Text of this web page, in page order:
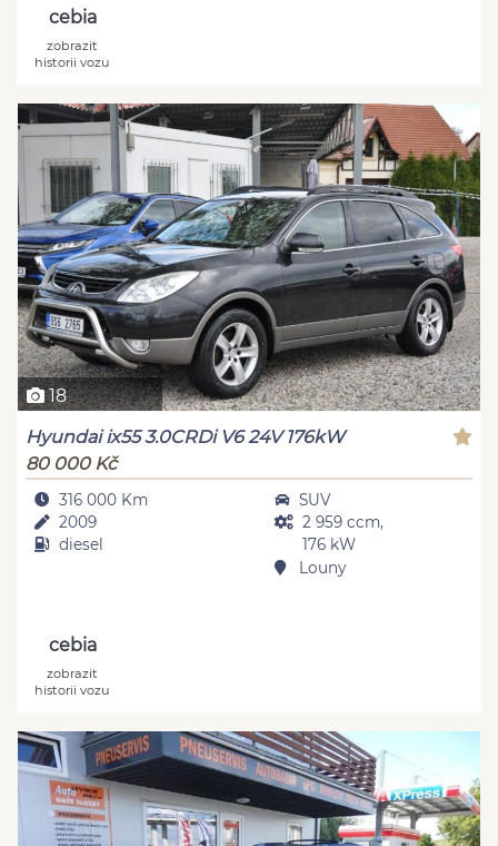
cebia
zobrazit
historii vozu
18
Hyundai ix55 3.0CRDi V6 24V 176kW
80 000 Kč
316 000 Km
2009
diesel
SUV
2 959 ccm,
176 kW
Louny
cebia
zobrazit
historii vozu